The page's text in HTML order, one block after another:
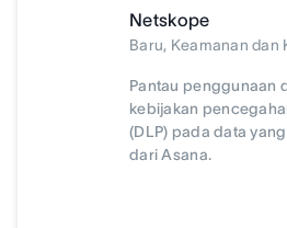
Netskope
Baru, Keamanan dan
Pantau penggunaan
kebijakan
(DLP) pada data
dari Asana.